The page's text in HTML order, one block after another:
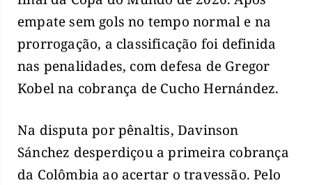
empate sem gols no tempo normal e na
prorrogação, a classificação foi definida
nas penalidades, com defesa de Gregor
Kobel na cobrança de Cucho Hernández.
Na disputa por pênaltis, Davinson
Sánchez desperdiçou a primeira cobrança
da Colômbia ao acertar o travessão. Pelo